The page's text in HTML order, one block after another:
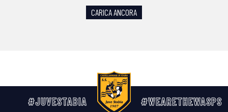
CARICA ANCORA
#JUVESTABIA #WEARETHEWASPS